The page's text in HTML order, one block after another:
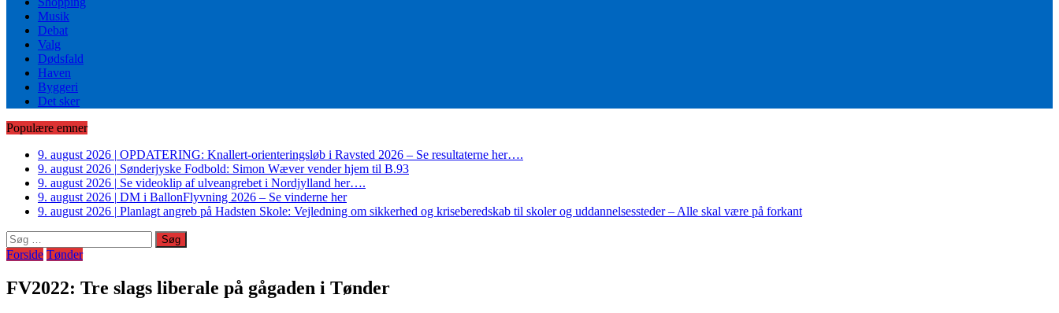
Musik
Debat
Valg
Dødsfald
Haven
Byggeri
Det sker
Populære emner
9. august 2026 | OPDATERING: Knallert-orienteringsløb i Ravsted 2026 – Se resultaterne her….
9. august 2026 | Sønderjyske Fodbold: Simon Wæver vender hjem til B.93
9. august 2026 | Se videoklip af ulveangrebet i Nordjylland her….
9. august 2026 | DM i BallonFlyvning 2026 – Se vinderne her
9. august 2026 | Planlagt angreb på Hadsten Skole: Vejledning om sikkerhed og kriseberedskab til skoler og uddannelsessteder – Alle skal være på forkant
Søg
efter:
Forside Tønder
FV2022: Tre slags liberale på gågaden i Tønder